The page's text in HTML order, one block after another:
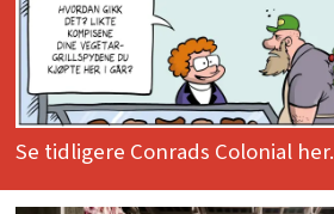
Se tidligere Conrads Colonial her.